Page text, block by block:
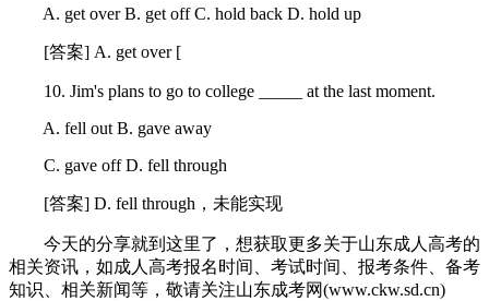
A. get over B. get off C. hold back D. hold up
[答案] A. get over [
10. Jim's plans to go to college _____ at the last moment.
A. fell out B. gave away
C. gave off D. fell through
[答案] D. fell through，未能实现
今天的分享就到这里了，想获取更多关于山东成人高考的
相关资讯，如成人高考报名时间、考试时间、报考条件、备考
知识、相关新闻等，敬请关注山东成考网(www.ckw.sd.cn)